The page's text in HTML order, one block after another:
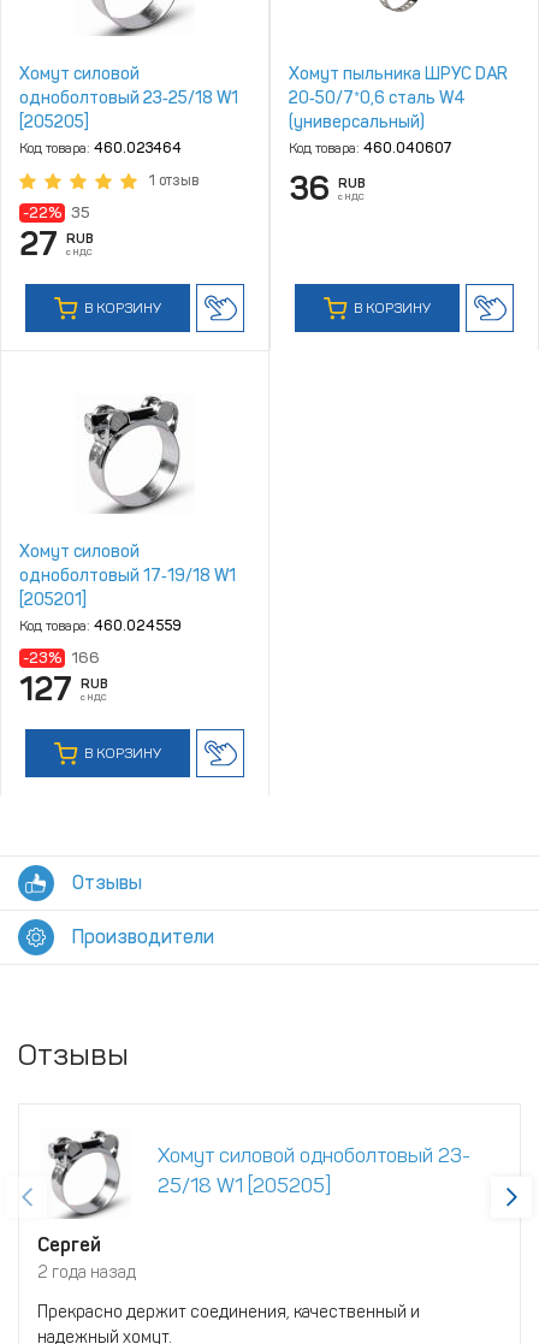
Хомут силовой
одноболтовый 23‑25/18 W1
[205205]
Код товара: 460.023464
1 отзыв
-22% 35
27 RUB
с НДС
В КОРЗИНУ
Хомут пыльника ШРУС DAR
20‑50/7*0,6 сталь W4
(универсальный)
Код товара: 460.040607
36 RUB
с НДС
В КОРЗИНУ
Хомут силовой
одноболтовый 17‑19/18 W1
[205201]
Код товара: 460.024559
-23% 166
127 RUB
с НДС
В КОРЗИНУ
Отзывы
Производители
Отзывы
Хомут силовой одноболтовый 23-
25/18 W1 [205205]
Сергей
2 года назад
Прекрасно держит соединения, качественный и
надежный хомут.